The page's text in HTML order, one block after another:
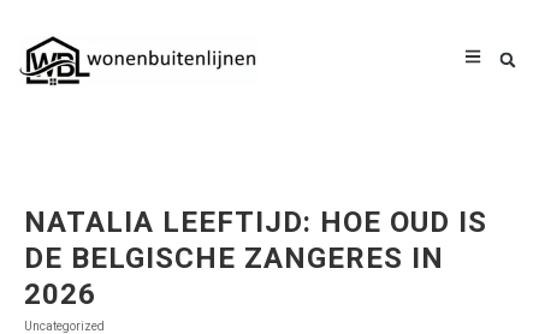
NATALIA LEEFTIJD: HOE OUD IS
DE BELGISCHE ZANGERES IN
2026
Uncategorized